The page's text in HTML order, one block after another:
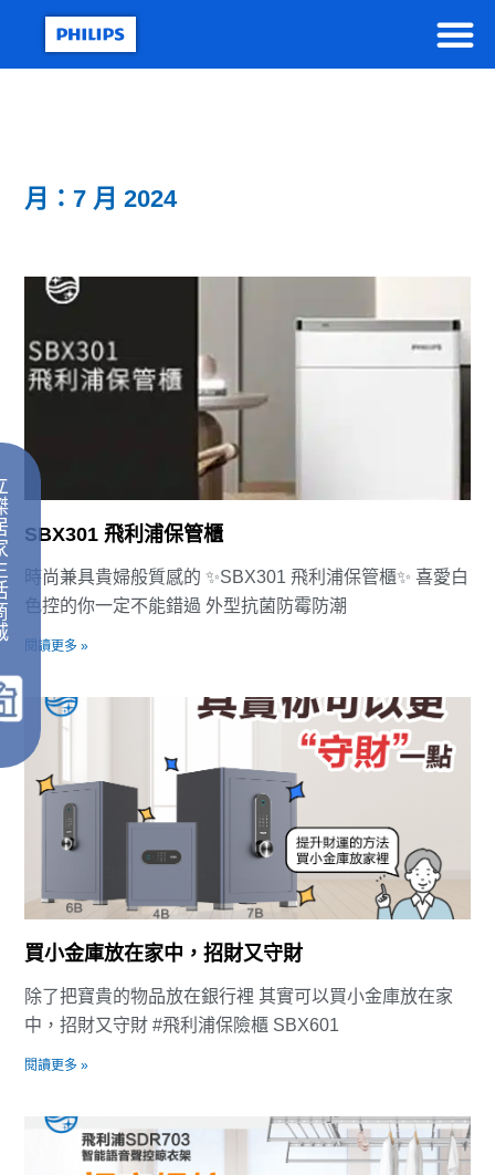
月：7 月 2024
SBX301 飛利浦保管櫃
時尚兼具貴婦般質感的 ✨SBX301 飛利浦保管櫃✨ 喜愛白
色控的你一定不能錯過 外型抗菌防霉防潮
閱讀更多 »
買小金庫放在家中，招財又守財
除了把寶貴的物品放在銀行裡 其實可以買小金庫放在家
中，招財又守財 #飛利浦保險櫃 SBX601
閱讀更多 »